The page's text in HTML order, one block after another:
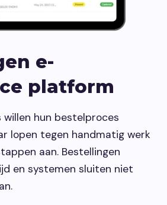
e-
platform
willen hun bestelproces
lopen tegen handmatig werk
aan. Bestellingen
en systemen sluiten niet